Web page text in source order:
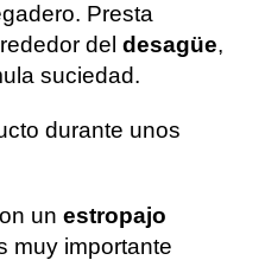
Presta
del desagüe,
suciedad.
durante unos
un estropajo
muy importante